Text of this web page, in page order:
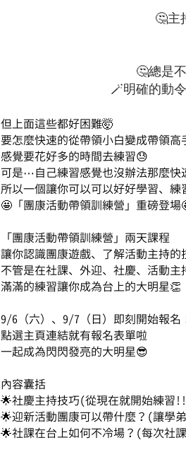
🤔️主
🤔️總是
🪄明確的動
但上面這些都好困難🤯
要怎麼快速的從帶領小白變成帶領高
感覺要花好多的時間去練習😓
可是⋯自己練習感覺也沒辦法那麼快
所以一個讓你可以可以好好學習、練
🤩「團康活動帶領訓練營」重磅登場
「團康活動帶領訓練營」兩天課程
讓你認識團康遊戲、了解活動主持
不管是在社課、外迎、社慶、活動
滿滿的練習讓你成為台上的大明星👏
9/6（六）、9/7（日）即刻開始報名
點選主頁連結就有報名表單啦
一起成為閃閃發亮的大明星😎
內容囊括
🌟社慶主持技巧(從現在就開始練習
🌟迎新活動團康可以帶什麼？(讓學
🌟社課在台上如何不冷場？(每次社